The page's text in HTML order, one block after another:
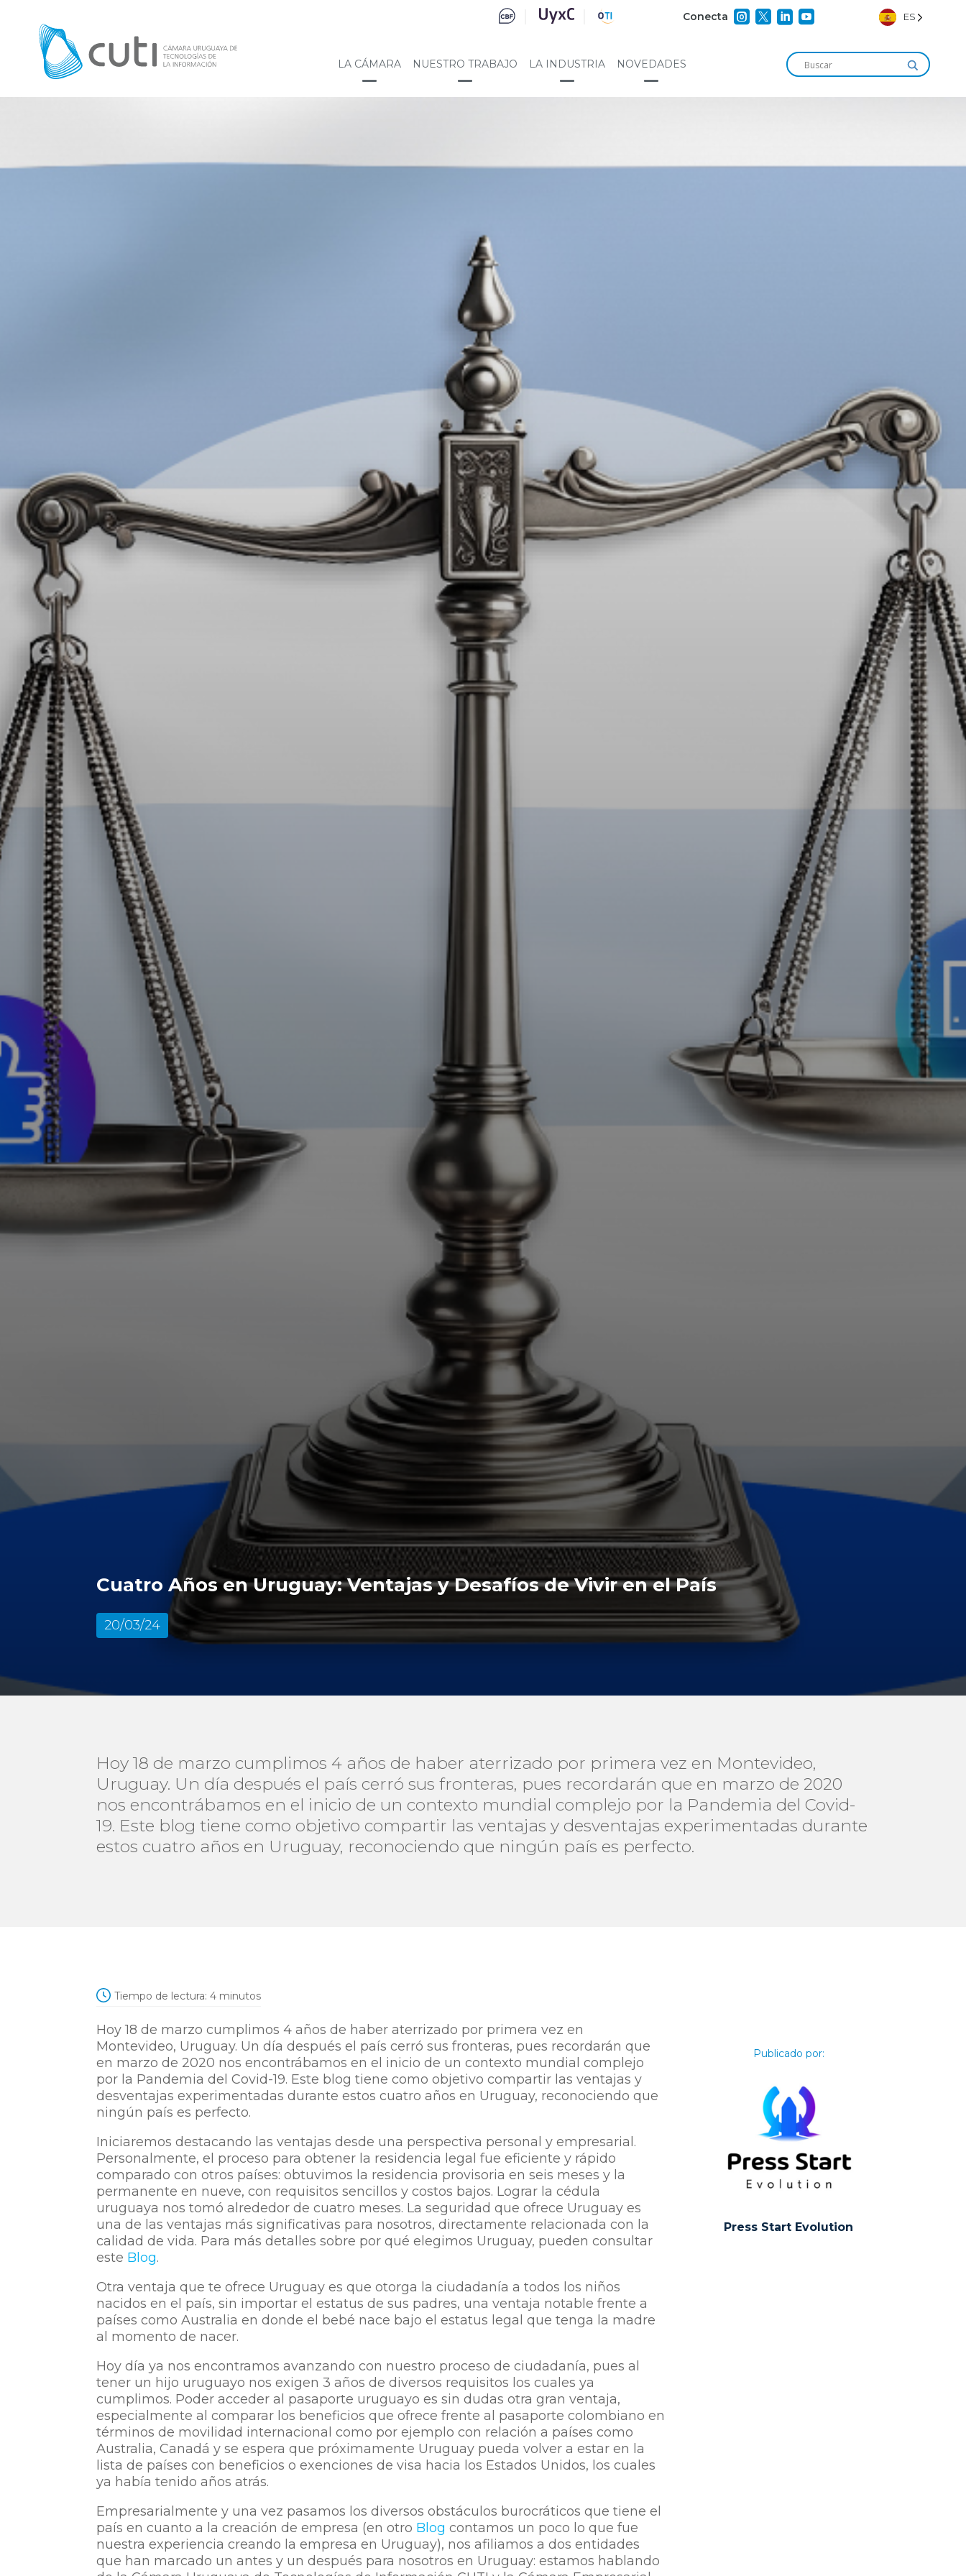
Conecta     ES
LA CÁMARA NUESTRO TRABAJO LA INDUSTRIA NOVEDADES
Cuatro Años en Uruguay: Ventajas y Desafíos de Vivir en el País
20/03/24
Hoy 18 de marzo cumplimos 4 años de haber aterrizado por primera vez en Montevideo,
Uruguay. Un día después el país cerró sus fronteras, pues recordarán que en marzo de 2020
nos encontrábamos en el inicio de un contexto mundial complejo por la Pandemia del Covid-
19. Este blog tiene como objetivo compartir las ventajas y desventajas experimentadas durante
estos cuatro años en Uruguay, reconociendo que ningún país es perfecto.
Tiempo de lectura: 4 minutos
Hoy 18 de marzo cumplimos 4 años de haber aterrizado por primera vez en
Montevideo, Uruguay. Un día después el país cerró sus fronteras, pues recordarán que
en marzo de 2020 nos encontrábamos en el inicio de un contexto mundial complejo
por la Pandemia del Covid-19. Este blog tiene como objetivo compartir las ventajas y
desventajas experimentadas durante estos cuatro años en Uruguay, reconociendo que
ningún país es perfecto.
Iniciaremos destacando las ventajas desde una perspectiva personal y empresarial.
Personalmente, el proceso para obtener la residencia legal fue eficiente y rápido
comparado con otros países: obtuvimos la residencia provisoria en seis meses y la
permanente en nueve, con requisitos sencillos y costos bajos. Lograr la cédula
uruguaya nos tomó alrededor de cuatro meses. La seguridad que ofrece Uruguay es
una de las ventajas más significativas para nosotros, directamente relacionada con la
calidad de vida. Para más detalles sobre por qué elegimos Uruguay, pueden consultar
este Blog.
Otra ventaja que te ofrece Uruguay es que otorga la ciudadanía a todos los niños
nacidos en el país, sin importar el estatus de sus padres, una ventaja notable frente a
países como Australia en donde el bebé nace bajo el estatus legal que tenga la madre
al momento de nacer.
Hoy día ya nos encontramos avanzando con nuestro proceso de ciudadanía, pues al
tener un hijo uruguayo nos exigen 3 años de diversos requisitos los cuales ya
cumplimos. Poder acceder al pasaporte uruguayo es sin dudas otra gran ventaja,
especialmente al comparar los beneficios que ofrece frente al pasaporte colombiano en
términos de movilidad internacional como por ejemplo con relación a países como
Australia, Canadá y se espera que próximamente Uruguay pueda volver a estar en la
lista de países con beneficios o exenciones de visa hacia los Estados Unidos, los cuales
ya había tenido años atrás.
Empresarialmente y una vez pasamos los diversos obstáculos burocráticos que tiene el
país en cuanto a la creación de empresa (en otro Blog contamos un poco lo que fue
nuestra experiencia creando la empresa en Uruguay), nos afiliamos a dos entidades
que han marcado un antes y un después para nosotros en Uruguay: estamos hablando
Publicado por:
Press Start Evolution